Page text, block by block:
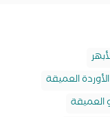
العميقة
العميقة